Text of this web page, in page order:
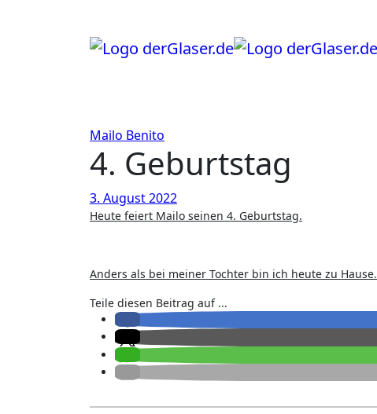
Mailo Benito
4. Geburtstag
3. August 2022
Heute feiert Mailo seinen 4. Geburtstag.
Anders als bei meiner Tochter bin ich heute zu Hause.
Teile diesen Beitrag auf ...